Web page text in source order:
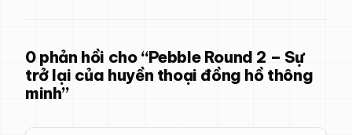
0 phản hồi cho “Pebble Round 2 – Sự
trở lại của huyền thoại đồng hồ thông
minh”